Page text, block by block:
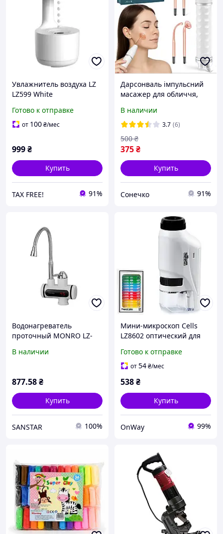
Увлажнитель воздуха LZ
LZ599 White
Готово к отправке
от 100₴/мес
999₴
Купить
TAX FREE! 91%
Дарсонваль імпульсний
масажер для обличчя,
В наличии
3.7 (6)
375₴
500 ₴
Купить
Сонечко 91%
Водонагреватель
проточный MONRO LZ-
В наличии
877.58₴
Купить
SANSTAR 100%
Мини-микроскоп Cells
LZ8602 оптический для
светодиодной подсветкой
12 предметных стеко
Готово к отправке
от54₴/мес
538₴
Купить
OnWay 99%